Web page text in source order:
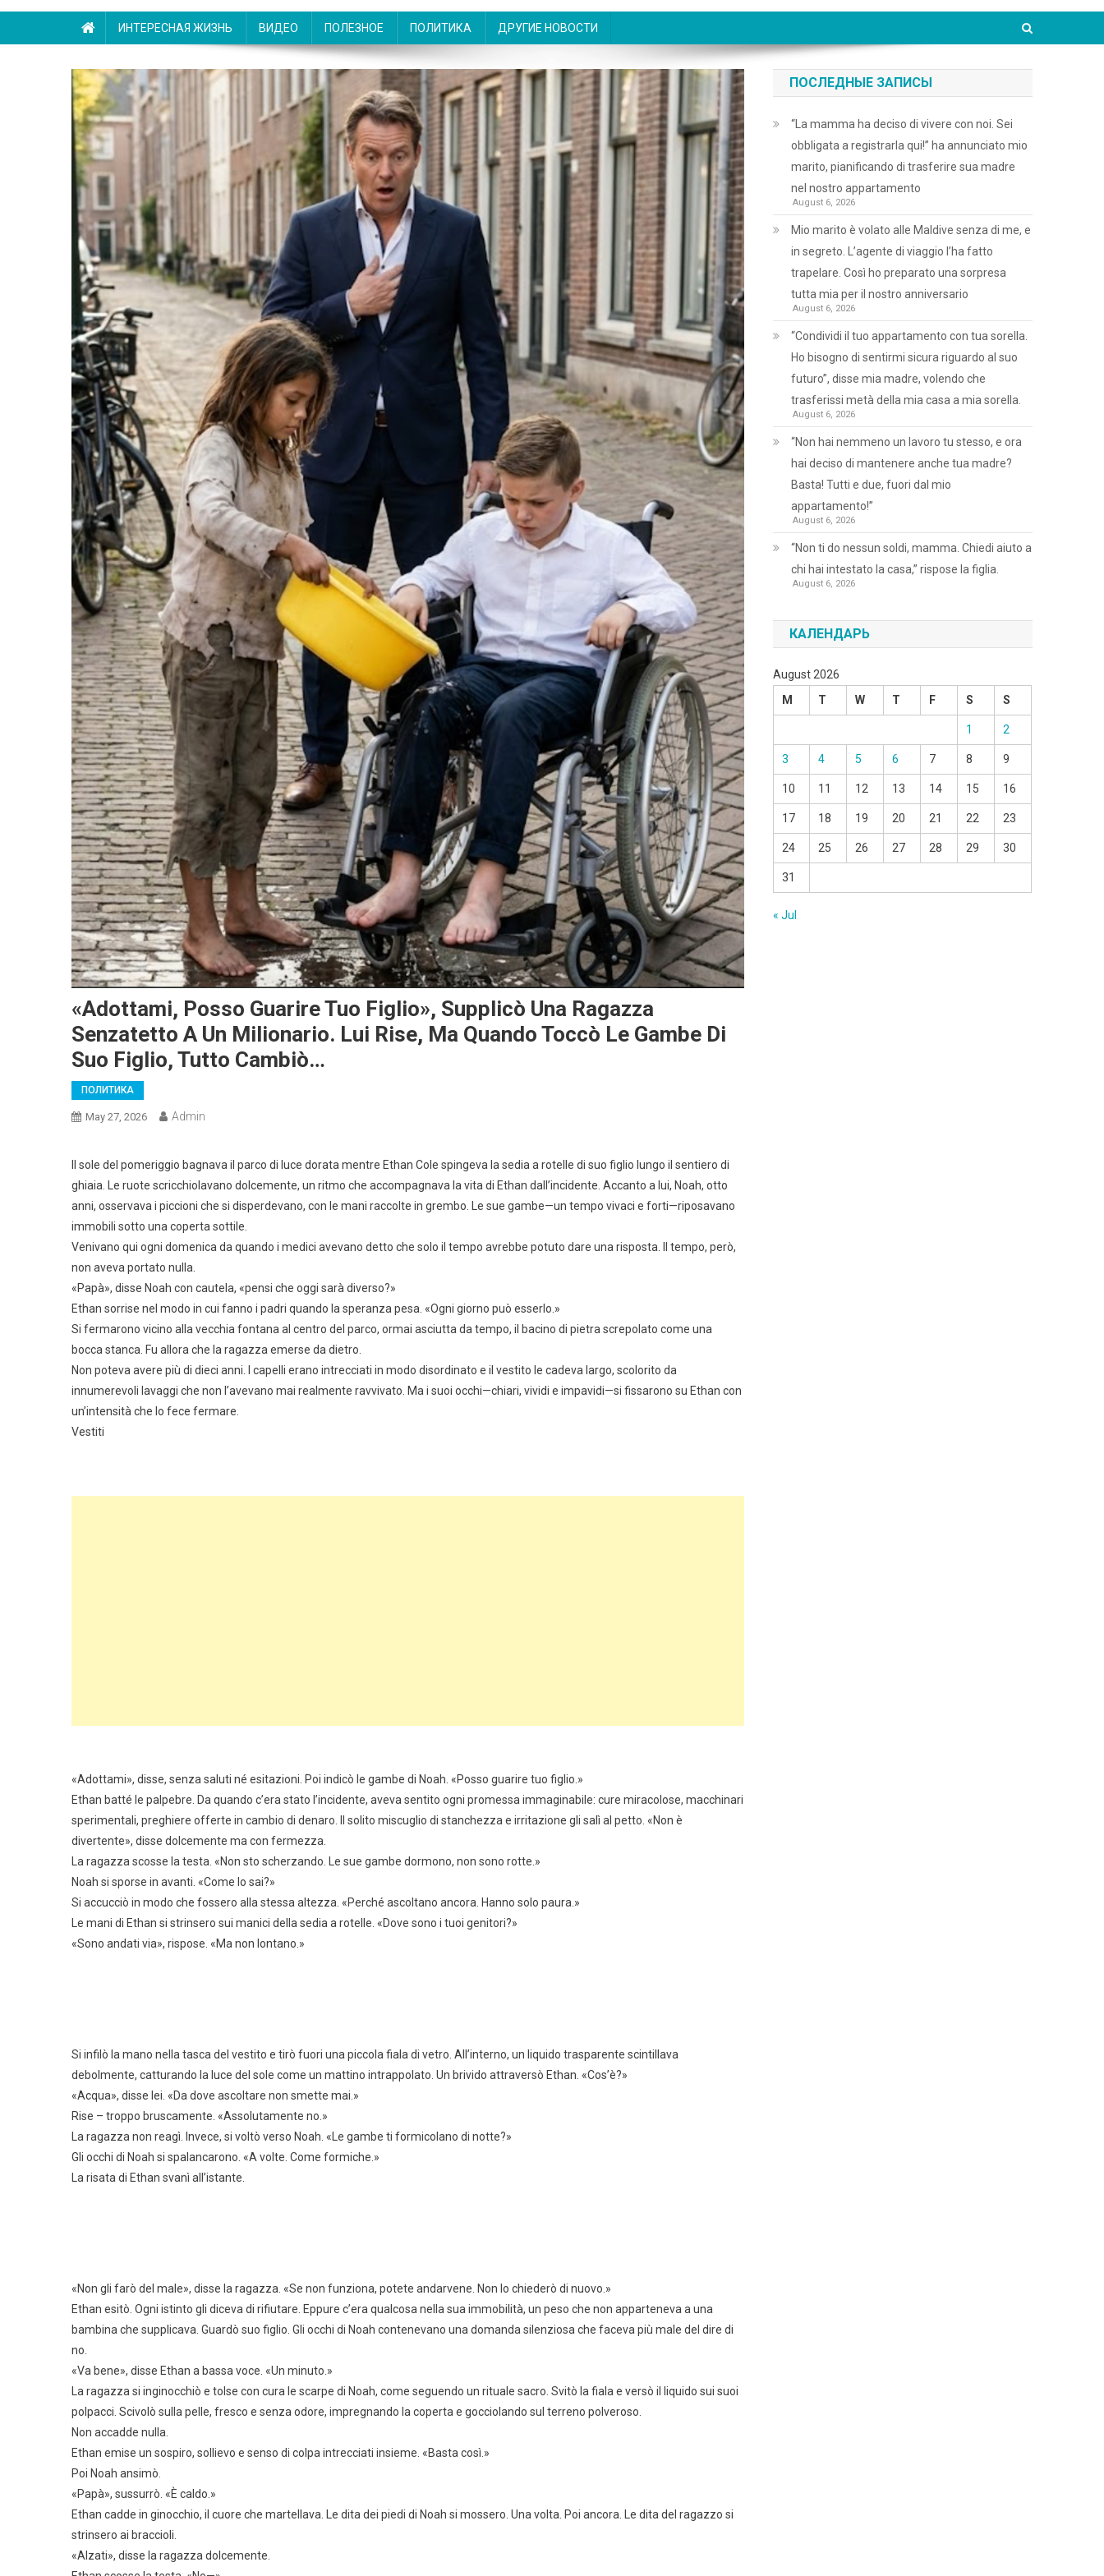
ИНТЕРЕСНАЯ ЖИЗНЬ ВИДЕО ПОЛЕЗНОЕ ПОЛИТИКА ДРУГИЕ НОВОСТИ
«Adottami, Posso Guarire Tuo Figlio», Supplicò Una Ragazza
Senzatetto A Un Milionario. Lui Rise, Ma Quando Toccò Le Gambe Di
Suo Figlio, Tutto Cambiò…
ПОЛИТИКА
May 27, 2026 Admin
Il sole del pomeriggio bagnava il parco di luce dorata mentre Ethan Cole spingeva la sedia a rotelle di suo figlio lungo il sentiero di
ghiaia. Le ruote scricchiolavano dolcemente, un ritmo che accompagnava la vita di Ethan dall’incidente. Accanto a lui, Noah, otto
anni, osservava i piccioni che si disperdevano, con le mani raccolte in grembo. Le sue gambe—un tempo vivaci e forti—riposavano
immobili sotto una coperta sottile.
Venivano qui ogni domenica da quando i medici avevano detto che solo il tempo avrebbe potuto dare una risposta. Il tempo, però,
non aveva portato nulla.
«Papà», disse Noah con cautela, «pensi che oggi sarà diverso?»
Ethan sorrise nel modo in cui fanno i padri quando la speranza pesa. «Ogni giorno può esserlo.»
Si fermarono vicino alla vecchia fontana al centro del parco, ormai asciutta da tempo, il bacino di pietra screpolato come una
bocca stanca. Fu allora che la ragazza emerse da dietro.
Non poteva avere più di dieci anni. I capelli erano intrecciati in modo disordinato e il vestito le cadeva largo, scolorito da
innumerevoli lavaggi che non l’avevano mai realmente ravvivato. Ma i suoi occhi—chiari, vividi e impavidi—si fissarono su Ethan con
un’intensità che lo fece fermare.
Vestiti
«Adottami», disse, senza saluti né esitazioni. Poi indicò le gambe di Noah. «Posso guarire tuo figlio.»
Ethan batté le palpebre. Da quando c’era stato l’incidente, aveva sentito ogni promessa immaginabile: cure miracolose, macchinari
sperimentali, preghiere offerte in cambio di denaro. Il solito miscuglio di stanchezza e irritazione gli salì al petto. «Non è
divertente», disse dolcemente ma con fermezza.
La ragazza scosse la testa. «Non sto scherzando. Le sue gambe dormono, non sono rotte.»
Noah si sporse in avanti. «Come lo sai?»
Si accucciò in modo che fossero alla stessa altezza. «Perché ascoltano ancora. Hanno solo paura.»
Le mani di Ethan si strinsero sui manici della sedia a rotelle. «Dove sono i tuoi genitori?»
«Sono andati via», rispose. «Ma non lontano.»
Si infilò la mano nella tasca del vestito e tirò fuori una piccola fiala di vetro. All’interno, un liquido trasparente scintillava
debolmente, catturando la luce del sole come un mattino intrappolato. Un brivido attraversò Ethan. «Cos’è?»
«Acqua», disse lei. «Da dove ascoltare non smette mai.»
Rise – troppo bruscamente. «Assolutamente no.»
La ragazza non reagì. Invece, si voltò verso Noah. «Le gambe ti formicolano di notte?»
Gli occhi di Noah si spalancarono. «A volte. Come formiche.»
La risata di Ethan svanì all’istante.
«Non gli farò del male», disse la ragazza. «Se non funziona, potete andarvene. Non lo chiederò di nuovo.»
Ethan esitò. Ogni istinto gli diceva di rifiutare. Eppure c’era qualcosa nella sua immobilità, un peso che non apparteneva a una
bambina che supplicava. Guardò suo figlio. Gli occhi di Noah contenevano una domanda silenziosa che faceva più male del dire di
no.
«Va bene», disse Ethan a bassa voce. «Un minuto.»
La ragazza si inginocchiò e tolse con cura le scarpe di Noah, come seguendo un rituale sacro. Svitò la fiala e versò il liquido sui suoi
polpacci. Scivolò sulla pelle, fresco e senza odore, impregnando la coperta e gocciolando sul terreno polveroso.
Non accadde nulla.
Ethan emise un sospiro, sollievo e senso di colpa intrecciati insieme. «Basta così.»
Poi Noah ansimò.
«Papà», sussurrò. «È caldo.»
Ethan cadde in ginocchio, il cuore che martellava. Le dita dei piedi di Noah si mossero. Una volta. Poi ancora. Le dita del ragazzo si
strinsero ai braccioli.
«Alzati», disse la ragazza dolcemente.
ПОСЛЕДНЫЕ ЗАПИСЫ
“La mamma ha deciso di vivere con noi. Sei
obbligata a registrarla qui!” ha annunciato mio
marito, pianificando di trasferire sua madre
nel nostro appartamento
August 6, 2026
Mio marito è volato alle Maldive senza di me, e
in segreto. L’agente di viaggio l’ha fatto
trapelare. Così ho preparato una sorpresa
tutta mia per il nostro anniversario
August 6, 2026
“Condividi il tuo appartamento con tua sorella.
Ho bisogno di sentirmi sicura riguardo al suo
futuro”, disse mia madre, volendo che
trasferissi metà della mia casa a mia sorella.
August 6, 2026
“Non hai nemmeno un lavoro tu stesso, e ora
hai deciso di mantenere anche tua madre?
Basta! Tutti e due, fuori dal mio
appartamento!”
August 6, 2026
“Non ti do nessun soldi, mamma. Chiedi aiuto a
chi hai intestato la casa,” rispose la figlia.
August 6, 2026
КАЛЕНДАРЬ
August 2026
M
T W T F S S
1 2
3 4 5 6 7 8 9
10 11 12 13 14 15 16
17 18 19 20 21 22 23
24 25 26 27 28 29 30
31
« Jul